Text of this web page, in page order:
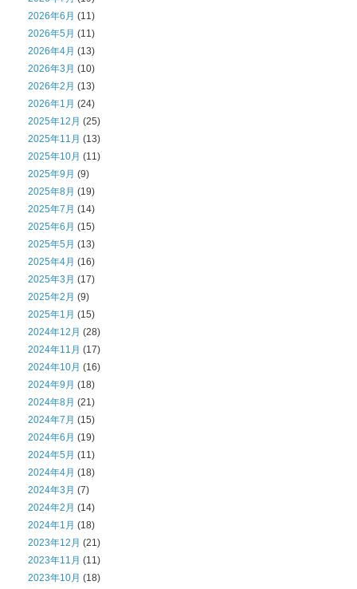
2026年6月 (11)
2026年5月 (11)
2026年4月 (13)
2026年3月 (10)
2026年2月 (13)
2026年1月 (24)
2025年12月 (25)
2025年11月 (13)
2025年10月 (11)
2025年9月 (9)
2025年8月 (19)
2025年7月 (14)
2025年6月 (15)
2025年5月 (13)
2025年4月 (16)
2025年3月 (17)
2025年2月 (9)
2025年1月 (15)
2024年12月 (28)
2024年11月 (17)
2024年10月 (16)
2024年9月 (18)
2024年8月 (21)
2024年7月 (15)
2024年6月 (19)
2024年5月 (11)
2024年4月 (18)
2024年3月 (7)
2024年2月 (14)
2024年1月 (18)
2023年12月 (21)
2023年11月 (11)
2023年10月 (18)